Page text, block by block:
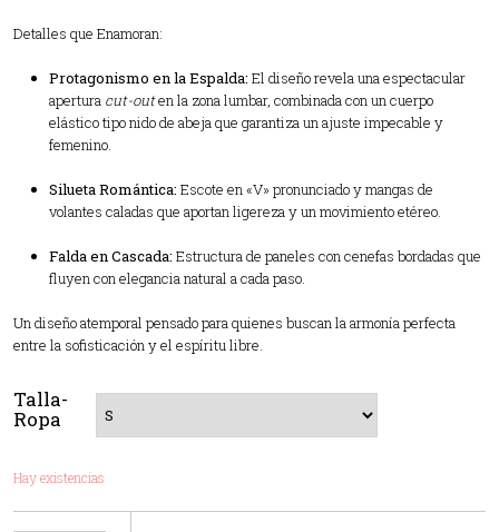
Detalles que Enamoran:
Protagonismo en la Espalda: El diseño revela una espectacular
apertura cut-outen la zona lumbar, combinada con un cuerpo
elástico tipo nido de abeja que garantiza un ajuste impecable y
femenino.
Silueta Romántica: Escote en «V» pronunciado y mangas de
volantes caladas que aportan ligereza y un movimiento etéreo.
Falda en Cascada: Estructura de paneles con cenefas bordadas que
fluyen con elegancia natural a cada paso.
Un diseño atemporal pensado para quienes buscan la armonía perfecta
entre la sofisticación y el espíritu libre.
Talla-
Ropa
Hay existencias